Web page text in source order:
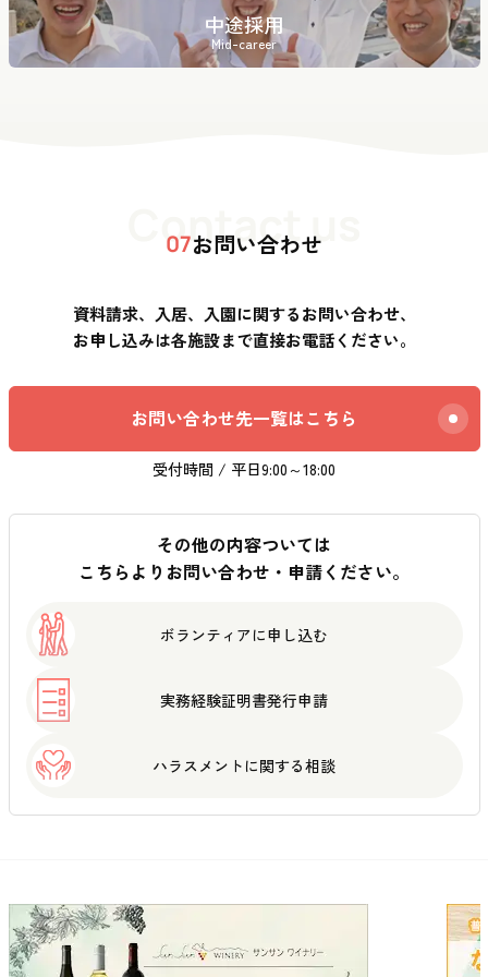
中途採用
Mid-career
Contact us
07お問い合わせ
資料請求、入居、入園に関するお問い合わせ、
お申し込みは各施設まで直接お電話ください。
お問い合わせ先一覧はこちら
受付時間 / 平日9:00～18:00
その他の内容ついては
こちらよりお問い合わせ・申請ください。
ボランティアに申し込む
実務経験証明書発行申請
ハラスメントに関する相談